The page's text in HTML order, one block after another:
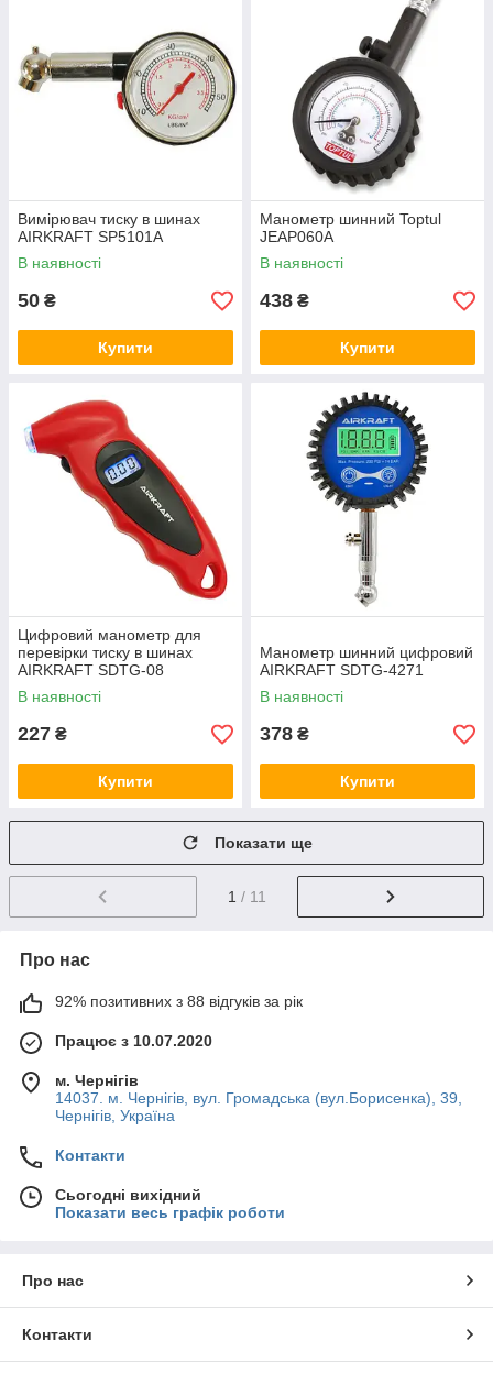
Вимірювач тиску в шинах
AIRKRAFT SP5101A
В наявності
50 ₴
Купити
Манометр шинний Toptul
JEAP060A
В наявності
438 ₴
Купити
Цифровий манометр для
перевірки тиску в шинах
AIRKRAFT SDTG-08
В наявності
227 ₴
Купити
Манометр шинний цифровий
AIRKRAFT SDTG-4271
В наявності
378 ₴
Купити
Показати ще
1 / 11
Про нас
92% позитивних з 88 відгуків за рік
Працює з 10.07.2020
м. Чернігів
14037. м. Чернігів, вул. Громадська (вул.Борисенка), 39,
Чернігів, Україна
Контакти
Сьогодні вихідний
Показати весь графік роботи
Про нас
Контакти